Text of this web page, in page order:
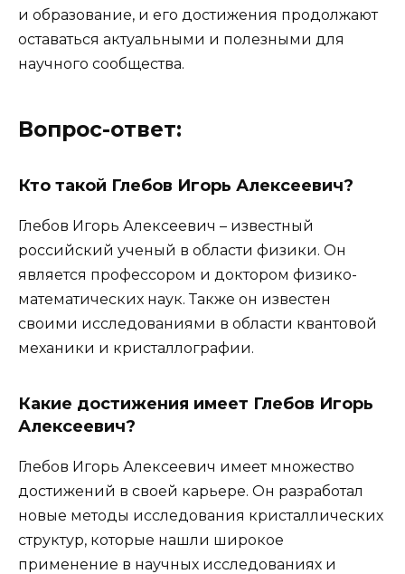
и образование, и его достижения продолжают
оставаться актуальными и полезными для
научного сообщества.
Вопрос-ответ:
Кто такой Глебов Игорь Алексеевич?
Глебов Игорь Алексеевич – известный
российский ученый в области физики. Он
является профессором и доктором физико-
математических наук. Также он известен
своими исследованиями в области квантовой
механики и кристаллографии.
Какие достижения имеет Глебов Игорь
Алексеевич?
Глебов Игорь Алексеевич имеет множество
достижений в своей карьере. Он разработал
новые методы исследования кристаллических
структур, которые нашли широкое
применение в научных исследованиях и